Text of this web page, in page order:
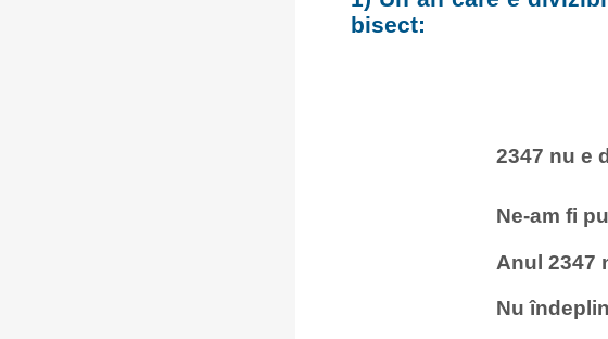
bisect:
2347 nu e
Ne-am fi
Anul 2347
Nu